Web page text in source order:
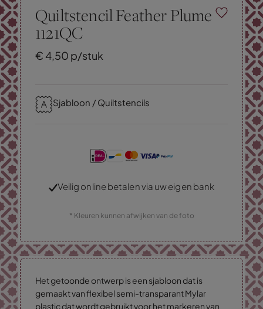
Quiltstencil Feather Plume
1121QC
€ 4,50 p/stuk
Sjabloon / Quiltstencils
Veilig online betalen via uw eigen bank
* Kleuren kunnen afwijken van de foto
Het getoonde ontwerp is een sjabloon dat is
gemaakt van flexibel semi-transparant Mylar
plastic dat wordt gebruikt voor het markeren van